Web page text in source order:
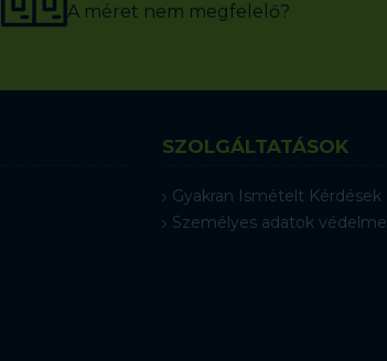
A méret nem megfelelő?
SZOLGÁLTATÁSOK
Gyakran Ismételt Kérdések
Személyes adatok védelme